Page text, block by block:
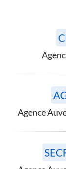
Agence